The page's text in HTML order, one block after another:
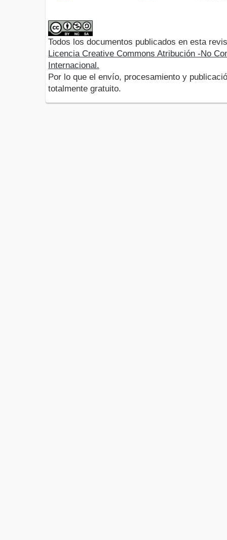
Todos los documentos publicados en esta
Licencia Creative Commons Atribución -No
Internacional.
Por lo que el envío, procesamiento y
totalmente gratuito.